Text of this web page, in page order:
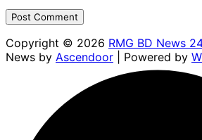
Copyright © 2026 RMG BD News
News by Ascendoor | Powered by